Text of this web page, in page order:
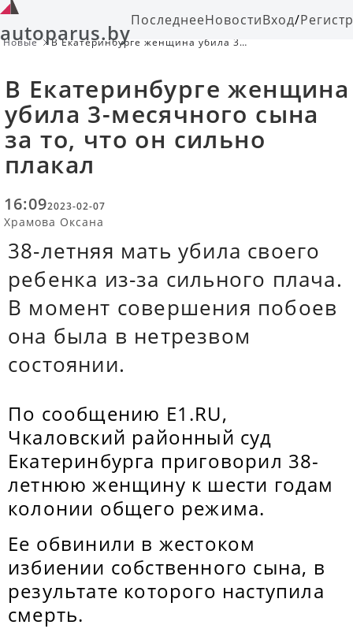
autoparus.byПоследнееНовостиВход/
Новые
В Екатеринбурге женщина убила 3-
В Екатеринбурге женщина
убила 3-месячного сына
за то, что он сильно
плакал
16:092023-02-07
Храмова Оксана
38-летняя мать убила своего
ребенка из-за сильного плача.
В момент совершения побоев
она была в нетрезвом
состоянии.
По сообщению E1.RU,
Чкаловский районный суд
Екатеринбурга приговорил 38-
летнюю женщину к шести годам
колонии общего режима.
Ее обвинили в жестоком
избиении собственного сына, в
результате которого наступила
смерть.